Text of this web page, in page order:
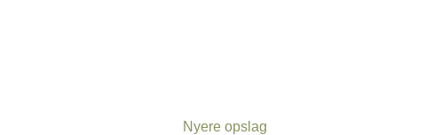
Nyere opslag